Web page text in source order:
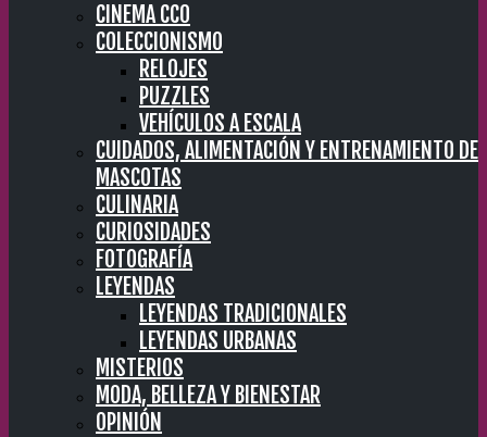
CINEMA CC0
COLECCIONISMO
RELOJES
PUZZLES
VEHÍCULOS A ESCALA
CUIDADOS, ALIMENTACIÓN Y ENTRENAMIENTO DE
MASCOTAS
CULINARIA
CURIOSIDADES
FOTOGRAFÍA
LEYENDAS
LEYENDAS TRADICIONALES
LEYENDAS URBANAS
MISTERIOS
MODA, BELLEZA Y BIENESTAR
OPINIÓN